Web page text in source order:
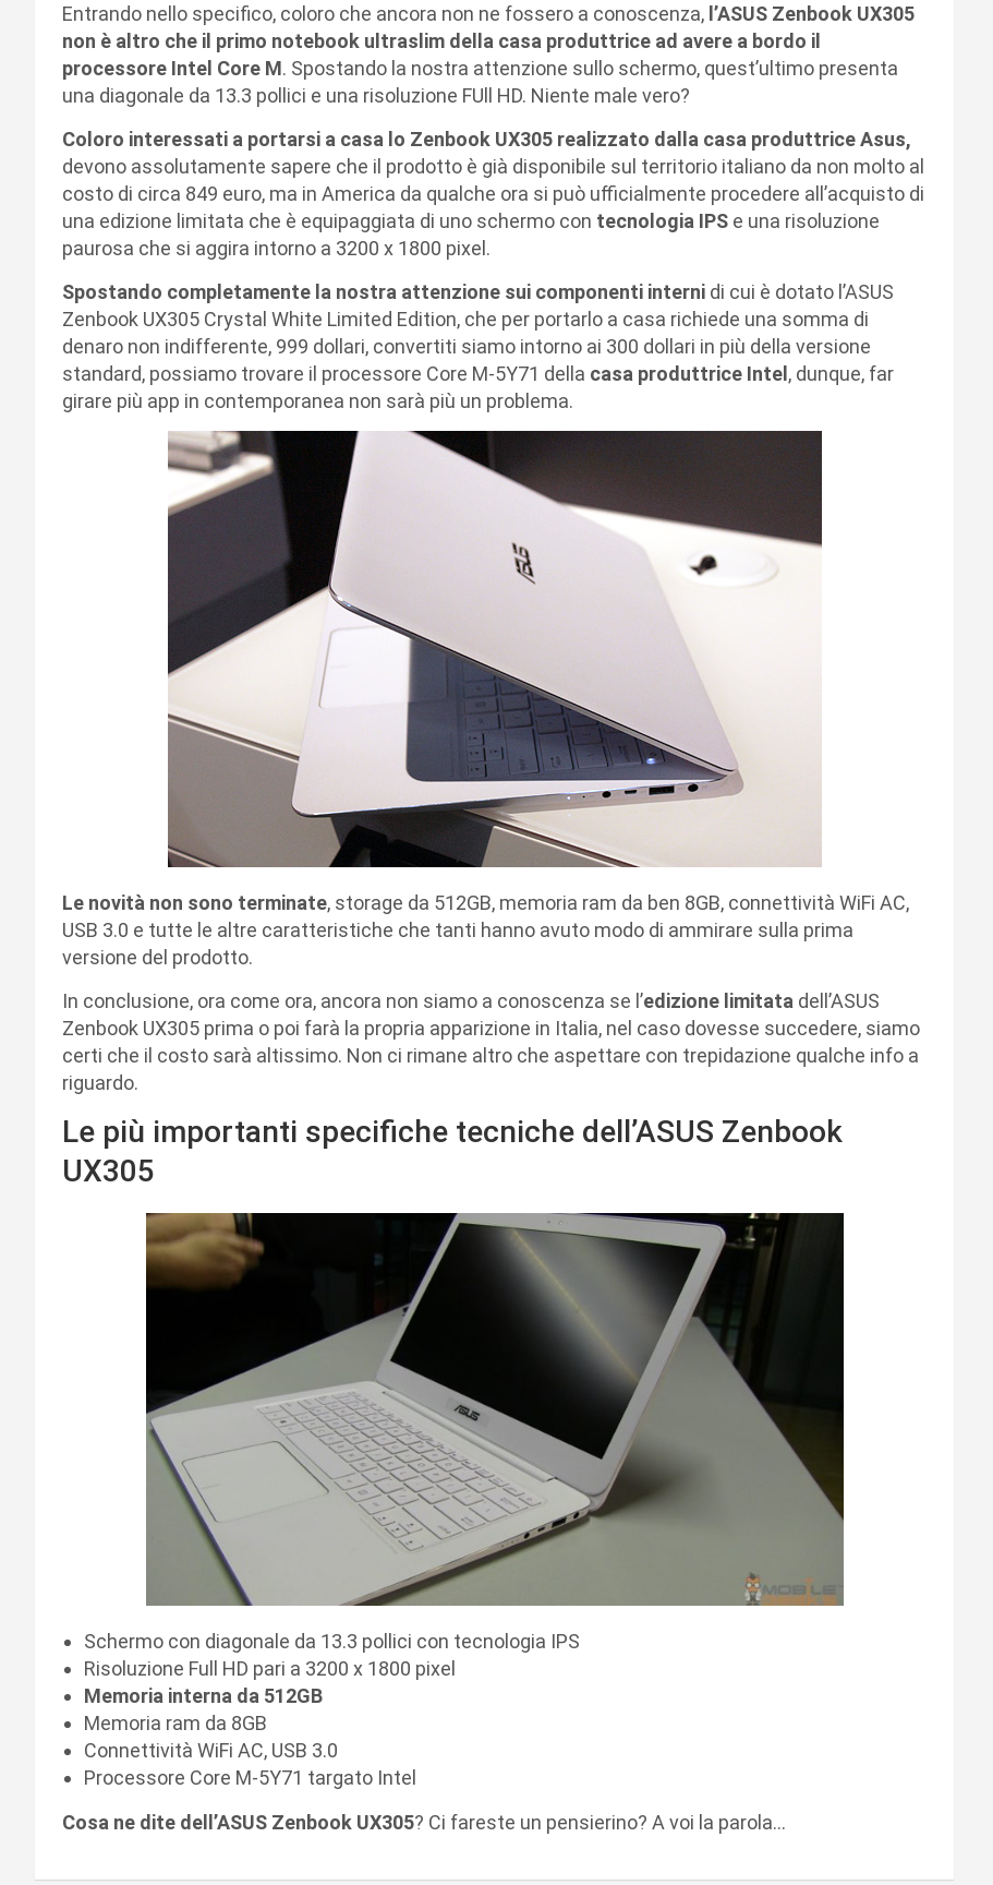
Entrando nello specifico, coloro che ancora non ne fossero a conoscenza, l’ASUS Zenbook UX305
non è altro che il primo notebook ultraslim della casa produttrice ad avere a bordo il
processore Intel Core M. Spostando la nostra attenzione sullo schermo, quest’ultimo presenta
una diagonale da 13.3 pollici e una risoluzione FUll HD. Niente male vero?
Coloro interessati a portarsi a casa lo Zenbook UX305 realizzato dalla casa produttrice Asus,
devono assolutamente sapere che il prodotto è già disponibile sul territorio italiano da non molto al
costo di circa 849 euro, ma in America da qualche ora si può ufficialmente procedere all’acquisto di
una edizione limitata che è equipaggiata di uno schermo con tecnologia IPS e una risoluzione
paurosa che si aggira intorno a 3200 x 1800 pixel.
Spostando completamente la nostra attenzione sui componenti interni di cui è dotato l’ASUS
Zenbook UX305 Crystal White Limited Edition, che per portarlo a casa richiede una somma di
denaro non indifferente, 999 dollari, convertiti siamo intorno ai 300 dollari in più della versione
standard, possiamo trovare il processore Core M-5Y71 della casa produttrice Intel , dunque, far
girare più app in contemporanea non sarà più un problema.
Le novità non sono terminate, storage da 512GB, memoria ram da ben 8GB, connettività WiFi AC,
USB 3.0 e tutte le altre caratteristiche che tanti hanno avuto modo di ammirare sulla prima
versione del prodotto.
In conclusione, ora come ora, ancora non siamo a conoscenza se l’edizione limitata dell’ASUS
Zenbook UX305 prima o poi farà la propria apparizione in Italia, nel caso dovesse succedere, siamo
certi che il costo sarà altissimo. Non ci rimane altro che aspettare con trepidazione qualche info a
riguardo.
Le più importanti specifiche tecniche dell’ASUS Zenbook
UX305
Schermo con diagonale da 13.3 pollici con tecnologia IPS
Risoluzione Full HD pari a 3200 x 1800 pixel
Memoria interna da 512GB
Memoria ram da 8GB
Connettività WiFi AC, USB 3.0
Processore Core M-5Y71 targato Intel
Cosa ne dite dell’ASUS Zenbook UX305? Ci fareste un pensierino? A voi la parola…